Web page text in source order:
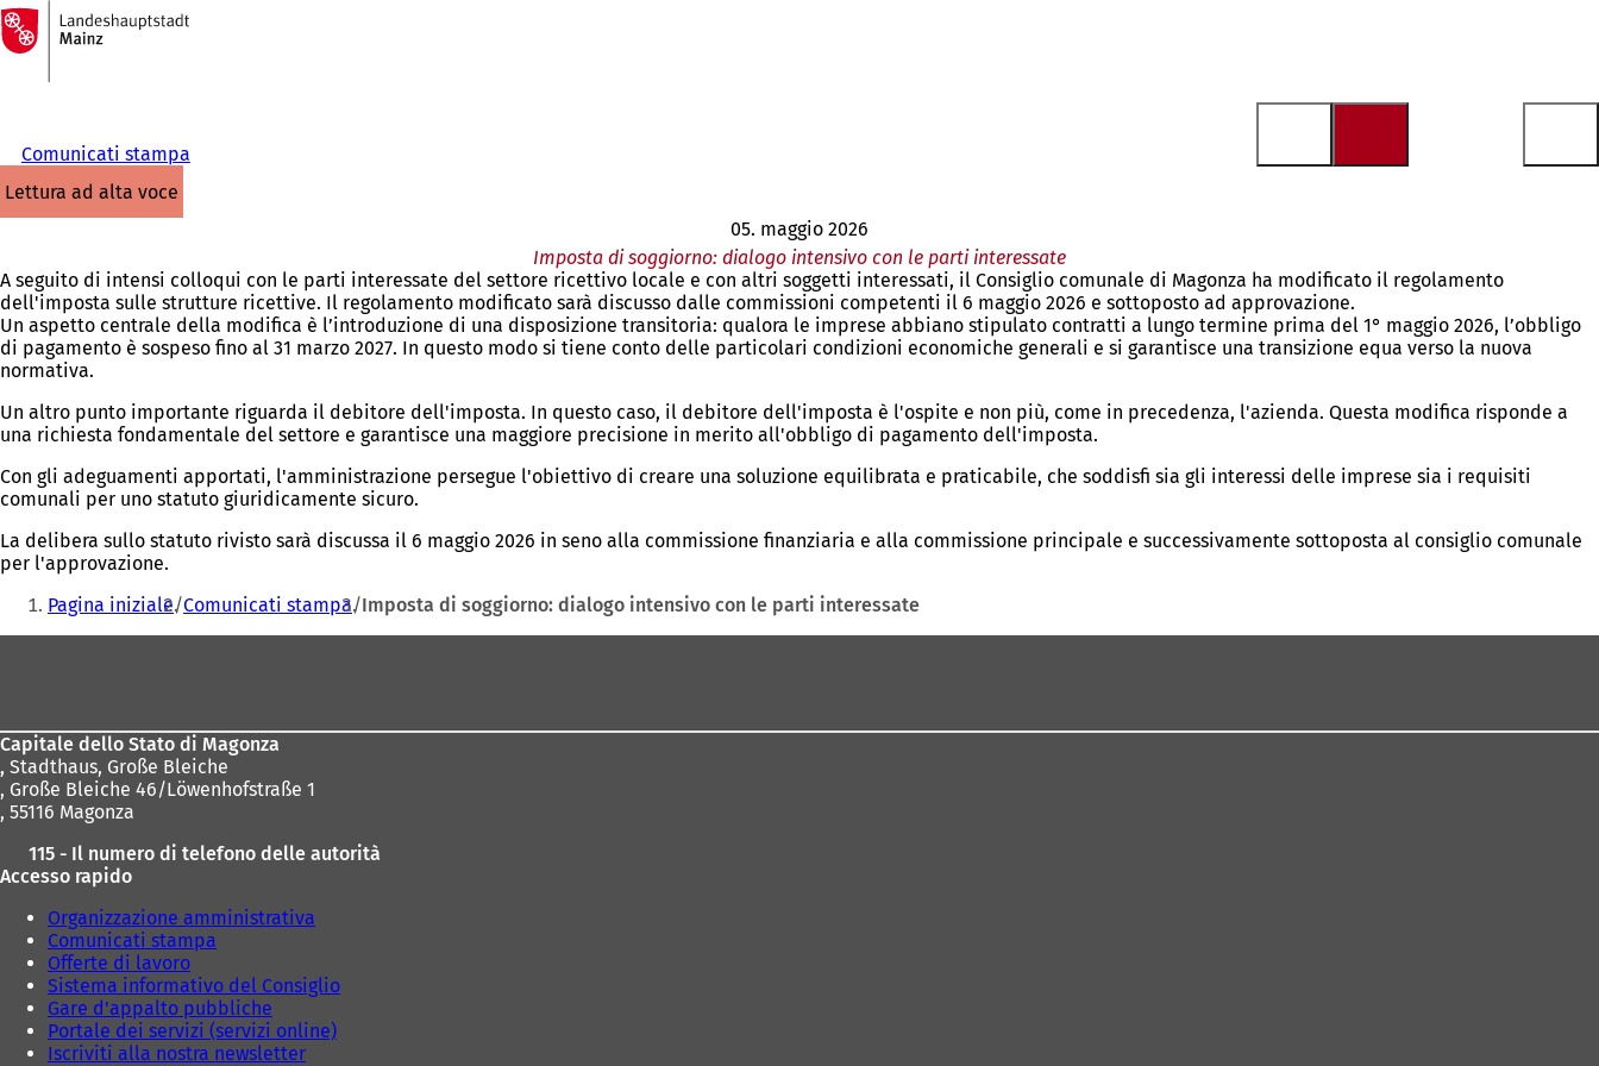
Vai al contenuto
Alla
pagina
iniziale
Comunicati stampa
lettura ad alta voce
05. maggio 2026
Imposta di soggiorno: dialogo intensivo con le parti interessate
A seguito di intensi colloqui con le parti interessate del settore ricettivo locale e con altri soggetti interessati, il Consiglio comunale di Magonza ha modificato il regolamento
dell'imposta sulle strutture ricettive. Il regolamento modificato sarà discusso dalle commissioni competenti il 6 maggio 2026 e sottoposto ad approvazione.
Un aspetto centrale della modifica è l’introduzione di una disposizione transitoria: qualora le imprese abbiano stipulato contratti a lungo termine prima del 1° maggio 2026, l’obbligo
di pagamento è sospeso fino al 31 marzo 2027. In questo modo si tiene conto delle particolari condizioni economiche generali e si garantisce una transizione equa verso la nuova
normativa.
Un altro punto importante riguarda il debitore dell'imposta. In questo caso, il debitore dell'imposta è l'ospite e non più, come in precedenza, l'azienda. Questa modifica risponde a
una richiesta fondamentale del settore e garantisce una maggiore precisione in merito all'obbligo di pagamento dell'imposta.
Con gli adeguamenti apportati, l'amministrazione persegue l'obiettivo di creare una soluzione equilibrata e praticabile, che soddisfi sia gli interessi delle imprese sia i requisiti
comunali per uno statuto giuridicamente sicuro.
La delibera sullo statuto rivisto sarà discussa il 6 maggio 2026 in seno alla commissione finanziaria e alla commissione principale e successivamente sottoposta al consiglio comunale
per l'approvazione.
Siete
qui:
Pagina iniziale Comunicati stampa Imposta di soggiorno: dialogo intensivo con le parti interessate
Capitale dello Stato di Magonza
, Stadthaus, Große Bleiche
, Große Bleiche 46/Löwenhofstraße 1
, 55116 Magonza
115 - Il numero di telefono delle autorità
Accesso rapido
Organizzazione amministrativa
Comunicati stampa
Offerte di lavoro
Sistema informativo del Consiglio
Gare d'appalto pubbliche
Portale dei servizi (servizi online)
Iscriviti alla nostra newsletter